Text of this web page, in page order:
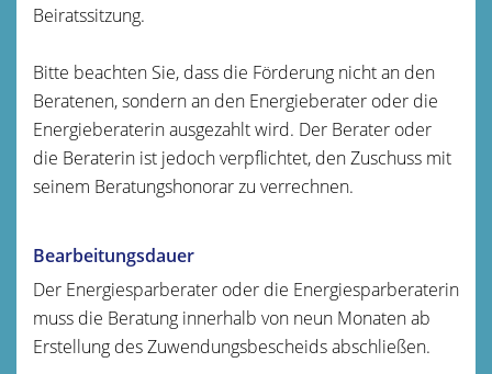
Beiratssitzung.
Bitte beachten Sie, dass die Förderung nicht an den
Beratenen, sondern an den Energieberater oder die
Energieberaterin ausgezahlt wird. Der Berater oder
die Beraterin ist jedoch verpflichtet, den Zuschuss mit
seinem Beratungshonorar zu verrechnen.
Bearbeitungsdauer
Der Energiesparberater oder die Energiesparberaterin
muss die Beratung innerhalb von neun Monaten ab
Erstellung des Zuwendungsbescheids abschließen.